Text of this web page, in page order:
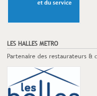
LES HALLES METRO
Partenaire des restaurateurs &